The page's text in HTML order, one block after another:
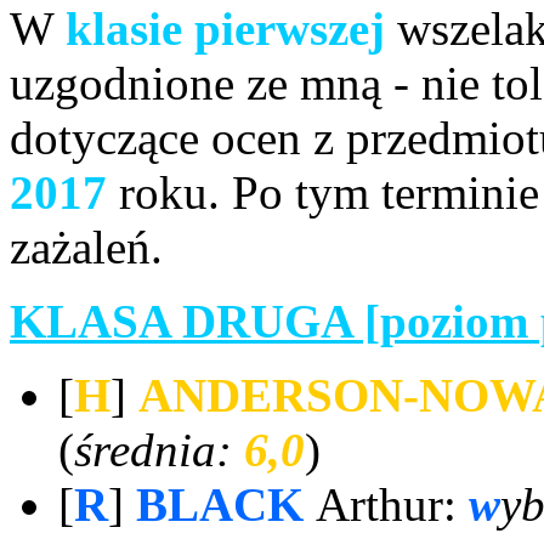
W klasie pierwszej
uzgodnione ze mną - nie
dotyczące ocen z
2017 roku. Po tym
zażaleń.
KLASA DRUGA [poziom
[H] ANDERSON-
(średnia: 6,0)
[R] BLACK Arthur: w